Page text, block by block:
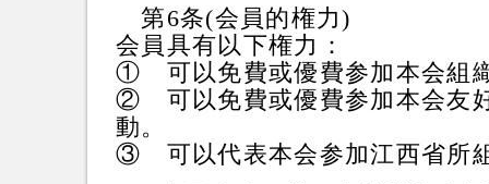
第6条(会員的権力)
会員具有以下権力：
① 可以免費或優費参加本会組
② 可以免費或優費参加本会友
動。
③ 可以代表本会参加江西省所